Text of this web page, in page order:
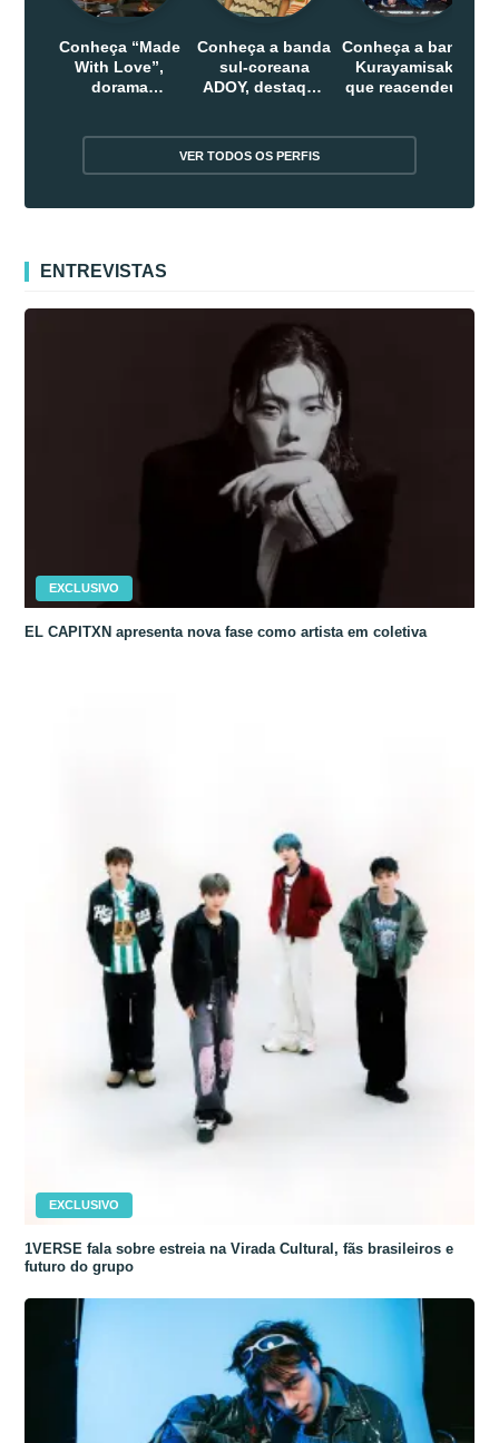
Conheça “Made
With Love”,
dorama
Conheça a banda
sul-coreana
ADOY, destaque
Conheça a banda
Kurayamisaka
que reacendeu o
VER TODOS OS PERFIS
ENTREVISTAS
EXCLUSIVO
EL CAPITXN apresenta nova fase como artista em coletiva
EXCLUSIVO
1VERSE fala sobre estreia na Virada Cultural, fãs brasileiros e
futuro do grupo